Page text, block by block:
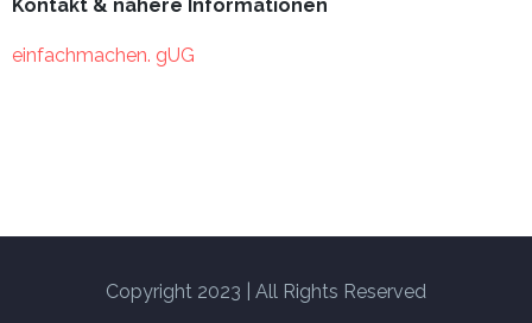
Kontakt & nähere Informationen
einfachmachen. gUG
Copyright 2023 | All Rights Reserved